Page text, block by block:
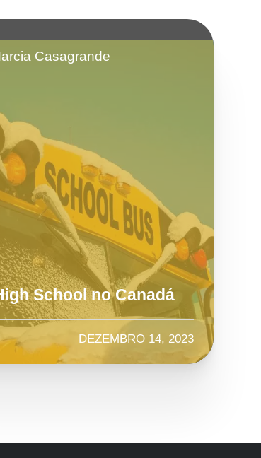
Casagrande
School no Canadá
DEZEMBRO 14, 2023